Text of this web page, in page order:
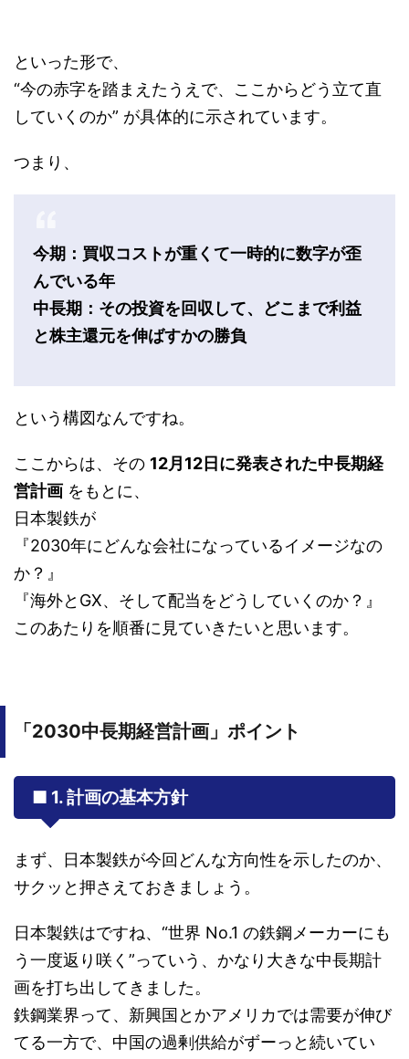
といった形で、
“今の赤字を踏まえたうえで、ここからどう立て直
していくのか” が具体的に示されています。
つまり、
今期：買収コストが重くて一時的に数字が歪
んでいる年
中長期：その投資を回収して、どこまで利益
と株主還元を伸ばすかの勝負
という構図なんですね。
ここからは、その 12月12日に発表された中長期経
営計画 をもとに、
日本製鉄が
『2030年にどんな会社になっているイメージなの
か？』
『海外とGX、そして配当をどうしていくのか？』
このあたりを順番に見ていきたいと思います。
「2030中長期経営計画」ポイント
■ 1. 計画の基本方針
まず、日本製鉄が今回どんな方向性を示したのか、
サクッと押さえておきましょう。
日本製鉄はですね、“世界 No.1 の鉄鋼メーカーにも
う一度返り咲く”っていう、かなり大きな中長期計
画を打ち出してきました。
鉄鋼業界って、新興国とかアメリカでは需要が伸び
てる一方で、中国の過剰供給がずーっと続いてい